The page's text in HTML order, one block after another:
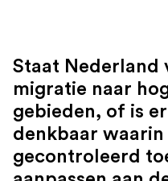
Staat Nederland
migratie naar
gebieden, of is
denkbaar
gecontroleerd